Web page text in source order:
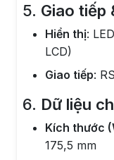
5. Giao tiếp
Hiển thị:
LCD)
Giao tiếp:
6. Dữ liệu
Kích thước
175,5 mm